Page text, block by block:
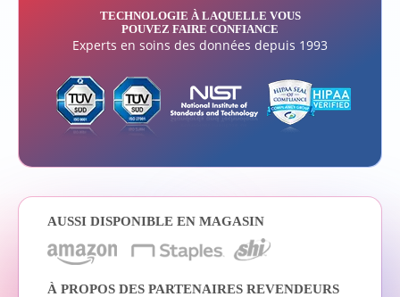
TECHNOLOGIE À LAQUELLE VOUS
POUVEZ FAIRE CONFIANCE
Experts en soins des données depuis 1993
AUSSI DISPONIBLE EN MAGASIN
À PROPOS DES PARTENAIRES REVENDEURS